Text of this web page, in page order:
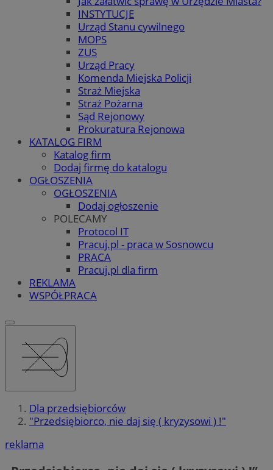
INSTYTUCJE
Urząd Stanu cywilnego
MOPS
ZUS
Urząd Pracy
Komenda Miejska Policji
Straż Miejska
Straż Pożarna
Sąd Rejonowy
Prokuratura Rejonowa
KATALOG FIRM
Katalog firm
Dodaj firmę do katalogu
OGŁOSZENIA
OGŁOSZENIA
Dodaj ogłoszenie
POLECAMY
Protocol IT
Pracuj.pl - praca w Sosnowcu
PRACA
Pracuj.pl dla firm
REKLAMA
WSPÓŁPRACA
Dla przedsiębiorców
"Przedsiębiorco, nie daj się ( kryzysowi ) !"
reklama